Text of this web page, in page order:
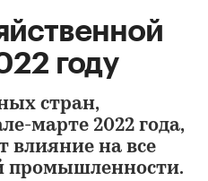
году
стран,
марте 2022 года,
влияние на все
промышленности.